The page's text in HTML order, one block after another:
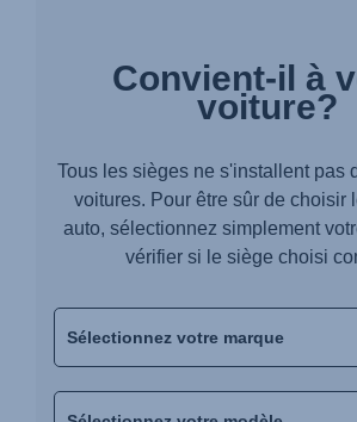
Convient-il à
voiture?
Tous les sièges ne s'installent pas
voitures. Pour être sûr de choisir
auto, sélectionnez simplement
vérifier si le siège choisi